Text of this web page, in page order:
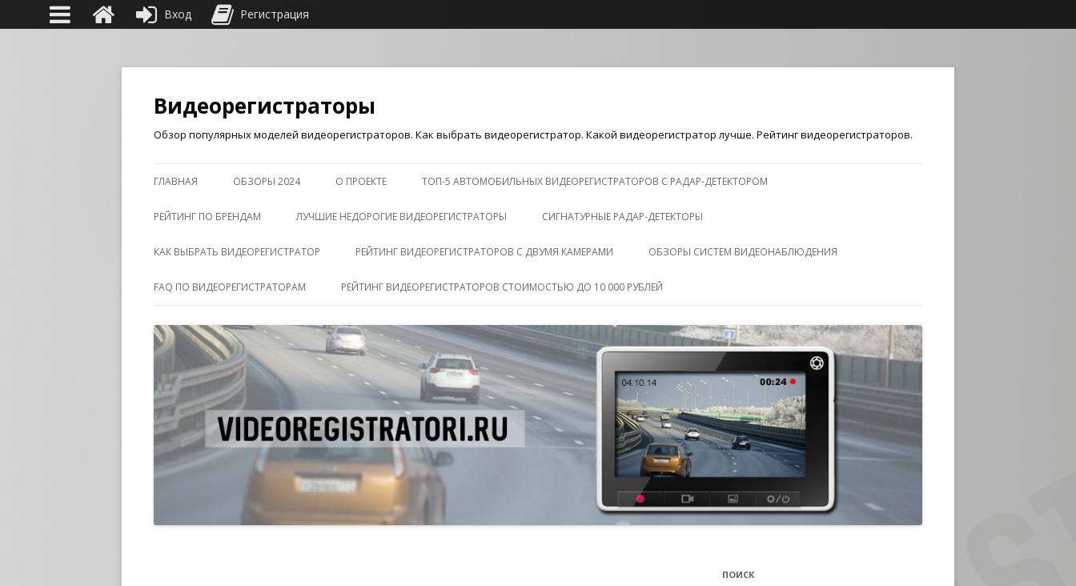
Видеорегистраторы
Обзор популярных моделей видеорегистраторов. Как выбрать видеорегистратор. Какой видеорегистратор лучше. Рейтинг видеорегистраторов.
ГЛАВНАЯ ОБЗОРЫ 2024 О ПРОЕКТЕ ТОП-5 АВТОМОБИЛЬНЫХ ВИДЕОРЕГИСТРАТОРОВ С РАДАР-ДЕТЕКТОРОМ
РЕЙТИНГ ПО БРЕНДАМ ЛУЧШИЕ НЕДОРОГИЕ ВИДЕОРЕГИСТРАТОРЫ СИГНАТУРНЫЕ РАДАР-ДЕТЕКТОРЫ
КАК ВЫБРАТЬ ВИДЕОРЕГИСТРАТОР РЕЙТИНГ ВИДЕОРЕГИСТРАТОРОВ С ДВУМЯ КАМЕРАМИ ОБЗОРЫ СИСТЕМ ВИДЕОНАБЛЮДЕНИЯ
FAQ ПО ВИДЕОРЕГИСТРАТОРАМ РЕЙТИНГ ВИДЕОРЕГИСТРАТОРОВ СТОИМОСТЬЮ ДО 10 000 РУБЛЕЙ
ПОИСК
Вход Регистрация